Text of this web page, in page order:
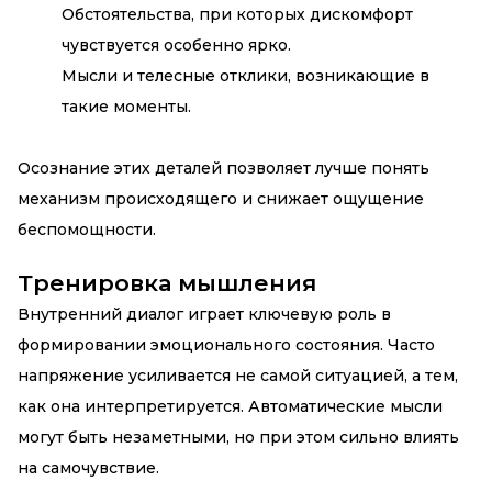
Обстоятельства, при которых дискомфорт
чувствуется особенно ярко.
Мысли и телесные отклики, возникающие в
такие моменты.
Осознание этих деталей позволяет лучше понять
механизм происходящего и снижает ощущение
беспомощности.
Тренировка мышления
Внутренний диалог играет ключевую роль в
формировании эмоционального состояния. Часто
напряжение усиливается не самой ситуацией, а тем,
как она интерпретируется. Автоматические мысли
могут быть незаметными, но при этом сильно влиять
на самочувствие.